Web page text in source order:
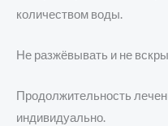
количеством воды.
Не разжёвывать и не
Продолжительность
индивидуально.